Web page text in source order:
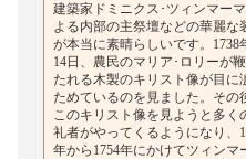
建築家ドミニクス･ツィンマー
よる内部の主祭壇などの華麗な
が本当に素晴らしいです。1738
14日、農民のマリア･ロリーが
たれる木製のキリスト像が目に
ためているのを見ました。その
このキリスト像を見ようと多く
礼者がやってくるようになり、
年から1754年にかけてツィンマ